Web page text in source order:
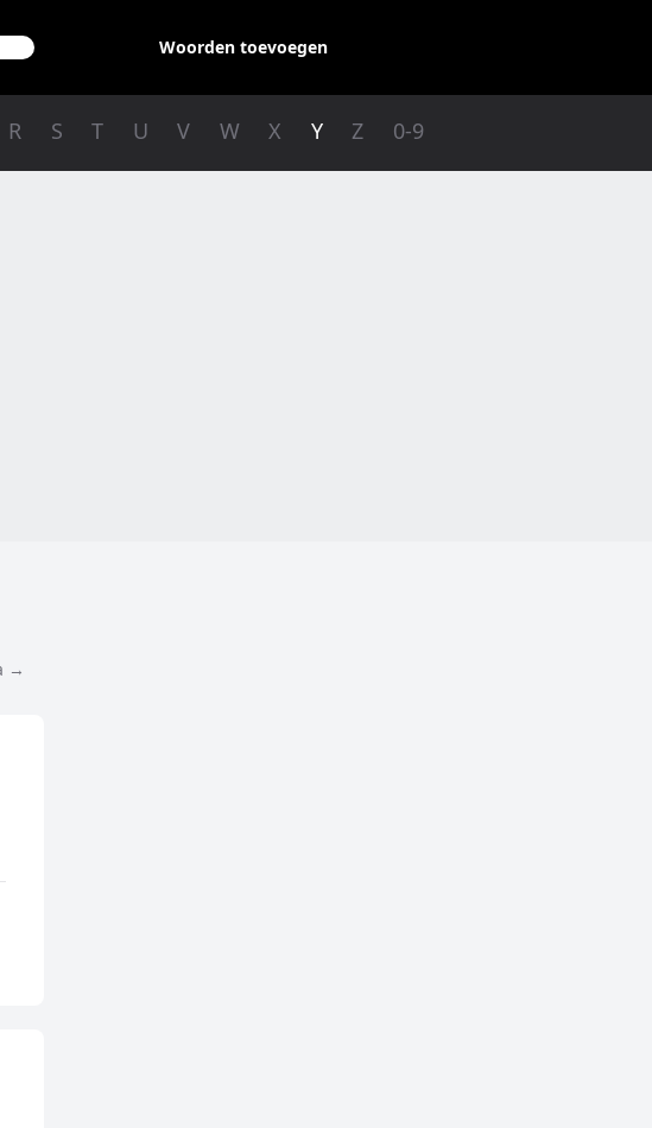
Woorden toevoegen
R S T U V W X Y Z 0-9
→